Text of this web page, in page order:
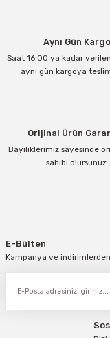
Ürün
Ürün bilgilerinde
Aynı Gün Kargo
Saat 16:00 ya kadar
aynı gün kargoya
Orijinal Ürün
Bayiliklerimiz sayesinde
sahibi olursunuz.
E-Bülten
Kampanya ve